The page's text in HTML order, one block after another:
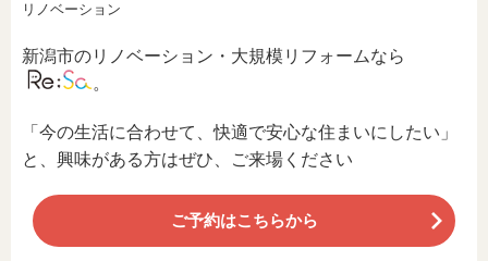
リノベーション
新潟市のリノベーション・大規模リフォームなら
。
「今の生活に合わせて、快適で安心な住まいにしたい」
と、興味がある方はぜひ、ご来場ください
ご予約はこちらから